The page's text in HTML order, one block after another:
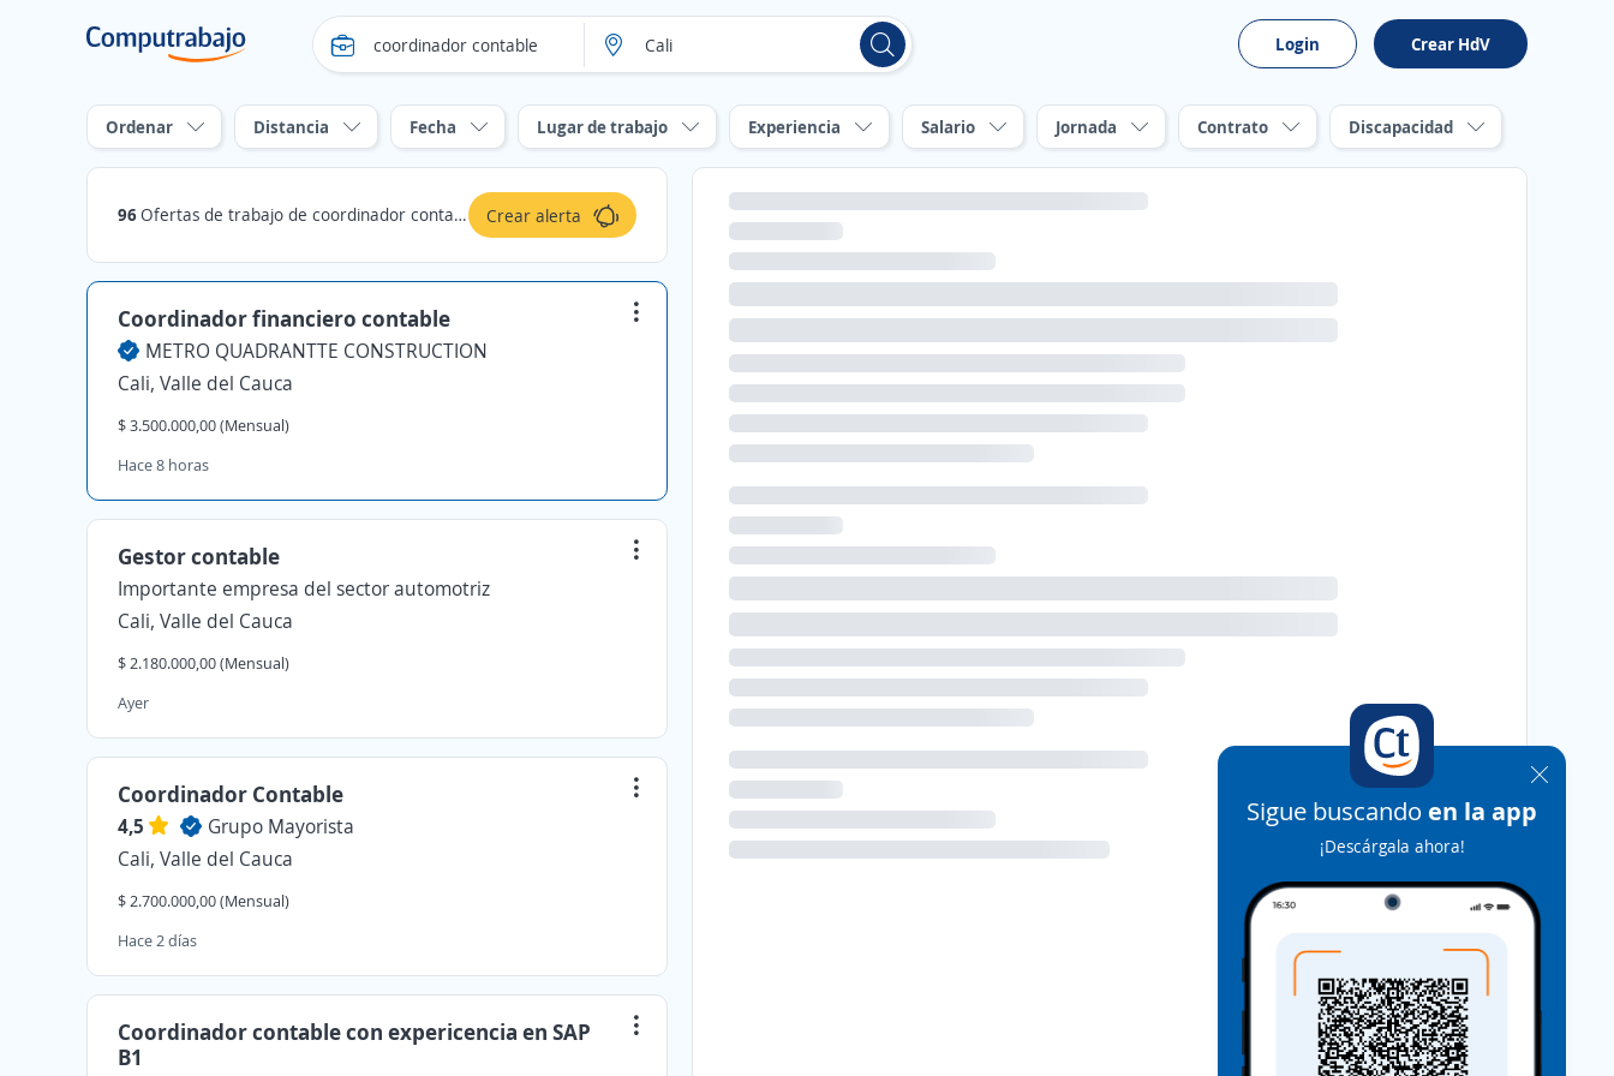
Login Crear HdV
Ordenar Distancia Fecha Lugar de trabajo Experiencia Salario Jornada Contrato Discapacidad
96Ofertas de trabajo de coordinador contable en Cali, Valle del Cauca Crear alerta
Coordinador financiero contable
METRO QUADRANTTE CONSTRUCTION
Cali, Valle del Cauca
$ 3.500.000,00 (Mensual)
Hace 8 horas
Gestor contable
Importante empresa del sector automotriz
Cali, Valle del Cauca
$ 2.180.000,00 (Mensual)
Ayer
Coordinador Contable
4,5
Grupo Mayorista
Cali, Valle del Cauca
$ 2.700.000,00 (Mensual)
Hace 2 días
Coordinador contable con expericencia en SAP
B1
Sigue buscando en la app
¡Descárgala ahora!